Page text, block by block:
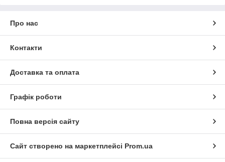
Про нас
Контакти
Доставка та оплата
Графік роботи
Повна версія сайту
Сайт створено на маркетплейсі Prom.ua